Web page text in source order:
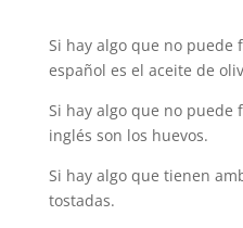
Si hay algo que no puede
español es el aceite de
Si hay algo que no puede
inglés son los huevos.
Si hay algo que tienen
tostadas.